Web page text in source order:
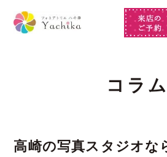
コラム
高崎の写真スタジオな